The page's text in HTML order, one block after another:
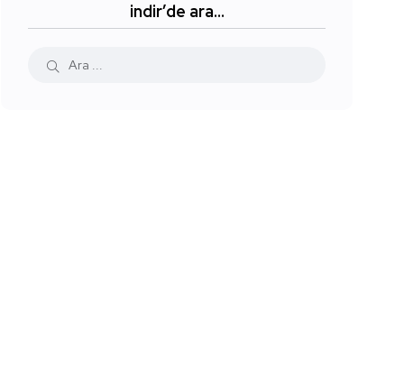
indir’de ara…